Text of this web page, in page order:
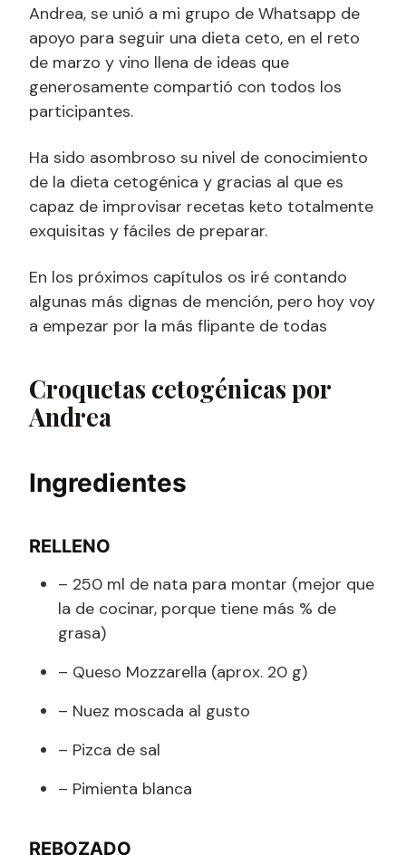
Andrea, se unió a mi grupo de Whatsapp de
apoyo para seguir una dieta ceto, en el reto
de marzo y vino llena de ideas que
generosamente compartió con todos los
participantes.
Ha sido asombroso su nivel de conocimiento
de la dieta cetogénica y gracias al que es
capaz de improvisar recetas keto totalmente
exquisitas y fáciles de preparar.
En los próximos capítulos os iré contando
algunas más dignas de mención, pero hoy voy
a empezar por la más flipante de todas
Croquetas cetogénicas por
Andrea
Ingredientes
RELLENO
– 250 ml de nata para montar (mejor que
la de cocinar, porque tiene más % de
grasa)
– Queso Mozzarella (aprox. 20 g)
– Nuez moscada al gusto
– Pizca de sal
– Pimienta blanca
REBOZADO